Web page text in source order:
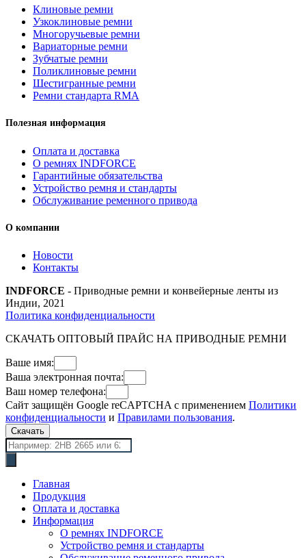
Клиновые ремни
Узкоклиновые ремни
Многоручьевые ремни
Вариаторные ремни
Зубчатые ремни
Поликлиновые ремни
Шестигранные ремни
Ремни стандарта RMA
Полезная информация
Оплата и доставка
О ремнях INDFORCE
Гарантийные обязательства
Устройство ремня и стандарты
Обслуживание ременного привода
О компании
Новости
Контакты
INDFORCE - Приводные ремни и конвейерные ленты из
Индии, 2021
Политика конфиденциальности
СКАЧАТЬ ОПТОВЫЙ ПРАЙС НА ПРИВОДНЫЕ РЕМНИ
Ваше имя:
Ваша электронная почта:
Ваш номер телефона:
Сайт защищён Google reCAPTCHA с применением Политики
конфиденциальности и Правилами пользования.
Скачать
Поиск
товаров
Главная
Продукция
Оплата и доставка
Информация
О ремнях INDFORCE
Устройство ремня и стандарты